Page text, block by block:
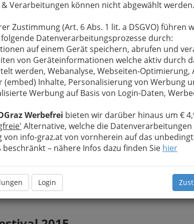
& Verarbeitungen können nicht abgewählt werden.
Zustimmung (Art. 6 Abs. 1 lit. a DSGVO) führen
Datenverarbeitungsprozesse durch:
auf einem Gerät speichern, abrufen und
von Geräteinformationen welche aktiv durch
werden, Webanalyse, Webseiten-Optimierung,
(embed) Inhalte, Personalisierung von Werbung
Werbung auf Basis von Login-Daten,
Werbefrei bieten wir darüber hinaus um €
Alternative, welche die
von info-graz.at von vornherein auf das
beschränkt – nähere Infos dazu finden Sie hier
Login
im Forum Stadtpark Graz - 26. Oktober
- 001
ohne Logolesen Sie bitte die Bedingungen